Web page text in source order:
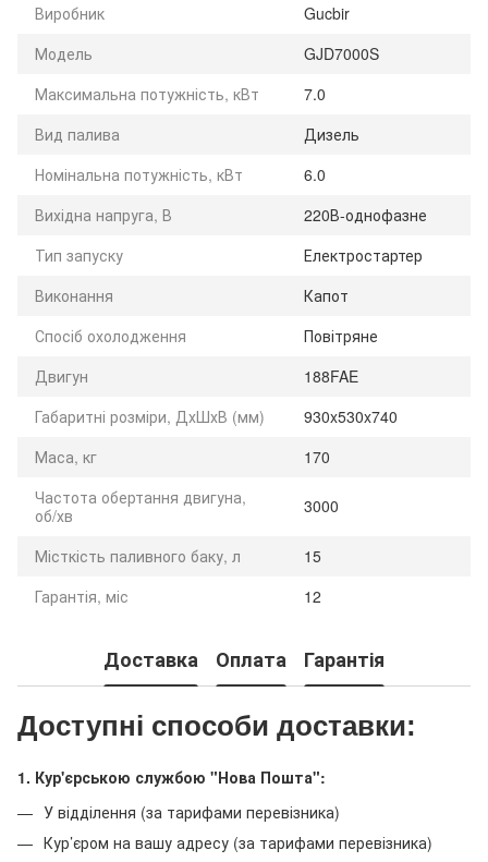
Виробник
Gucbir
Модель
GJD7000S
Максимальна потужність, кВт
7.0
Вид палива
Дизель
Номінальна потужність, кВт
6.0
Вихідна напруга, В
220В-однофазне
Тип запуску
Електростартер
Виконання
Капот
Спосіб охолодження
Повітряне
Двигун
188FAE
Габаритні розміри, ДхШхВ (мм)
930x530x740
Маса, кг
170
Частота обертання двигуна,
об/хв
3000
Місткість паливного баку, л
15
Гарантія, міс
12
Доставка Оплата Гарантія
Доступні способи доставки:
1. Кур'єрською службою "Нова Пошта":
У відділення (за тарифами перевізника)
Кур’єром на вашу адресу (за тарифами перевізника)